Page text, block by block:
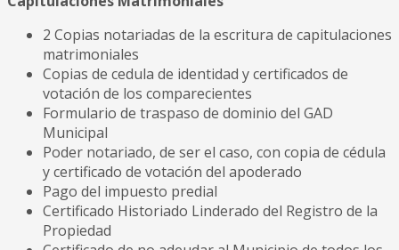
2 Copias notariadas de la escritura de capitulaciones
matrimoniales
Copias de cedula de identidad y certificados de
votación de los comparecientes
Formulario de traspaso de dominio del GAD
Municipal
Poder notariado, de ser el caso, con copia de cédula
y certificado de votación del apoderado
Pago del impuesto predial
Certificado Historiado Linderado del Registro de la
Propiedad